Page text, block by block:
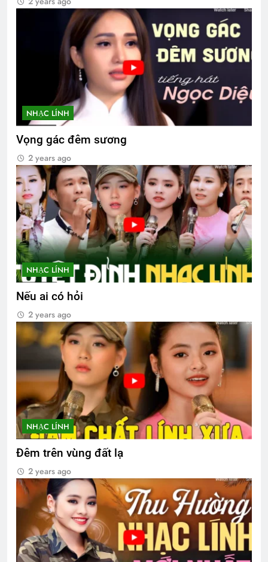
NHẠC LÍNH
Vọng gác đêm sương
2 years ago
NHẠC LÍNH
Nếu ai có hỏi
2 years ago
NHẠC LÍNH
Đêm trên vùng đất lạ
2 years ago